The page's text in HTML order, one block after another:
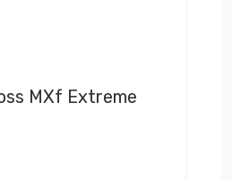
MXf Extreme